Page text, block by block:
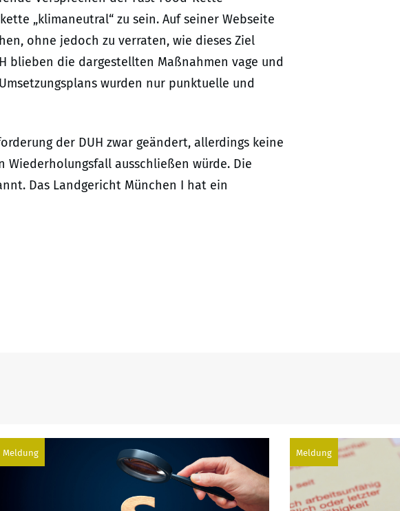
„klimaneutral“ zu sein. Auf seiner Webseite
ohne jedoch zu verraten, wie dieses Ziel
blieben die dargestellten Maßnahmen vage und
wurden nur punktuelle und
der DUH zwar geändert, allerdings keine
ausschließen würde. Die
Das Landgericht München I hat ein
Meldung Meldung